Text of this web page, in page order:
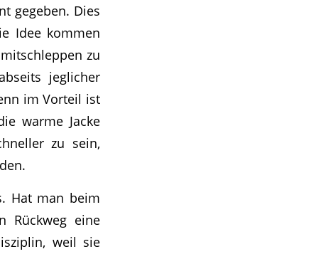
gegeben. Dies
Idee kommen
zu
jeglicher
im Vorteil ist
warme Jacke
zu sein,
Hat man beim
Rückweg eine
weil sie